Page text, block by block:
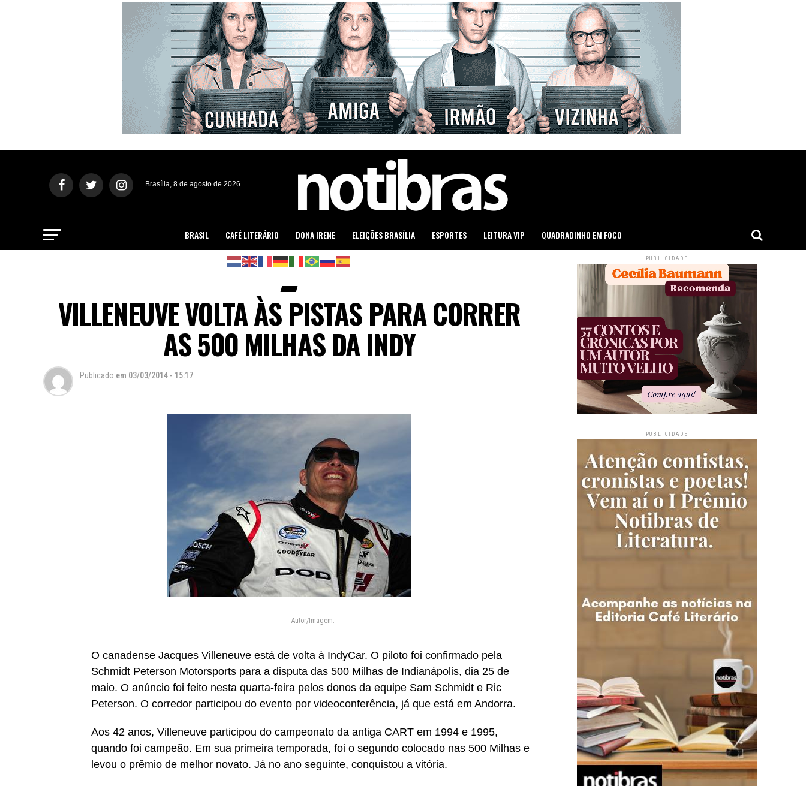
Brasília, 8 de agosto de 2026
BRASIL CAFÉ LITERÁRIO DONA IRENE ELEIÇÕES BRASÍLIA ESPORTES LEITURA VIP QUADRADINHO EM FOCO
VILLENEUVE VOLTA ÀS PISTAS PARA CORRER
AS 500 MILHAS DA INDY
Publicado em 03/03/2014 - 15:17
Autor/Imagem:
O canadense Jacques Villeneuve está de volta à IndyCar. O piloto foi confirmado pela
Schmidt Peterson Motorsports para a disputa das 500 Milhas de Indianápolis, dia 25 de
maio. O anúncio foi feito nesta quarta-feira pelos donos da equipe Sam Schmidt e Ric
Peterson. O corredor participou do evento por videoconferência, já que está em Andorra.
Aos 42 anos, Villeneuve participou do campeonato da antiga CART em 1994 e 1995,
quando foi campeão. Em sua primeira temporada, foi o segundo colocado nas 500 Milhas e
levou o prêmio de melhor novato. Já no ano seguinte, conquistou a vitória.
PUBLICIDADE
PUBLICIDADE